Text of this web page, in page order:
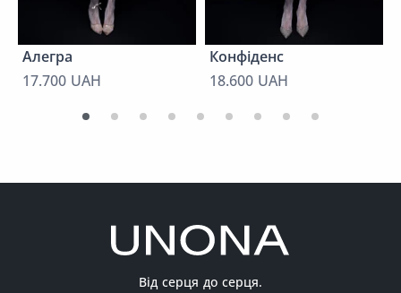
Алегра
17.700 UAH
Конфіденс
18.600 UAH
Від серця до серця.